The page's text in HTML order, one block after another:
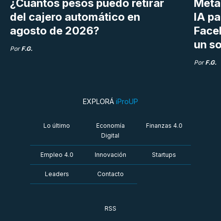
¿Cuántos pesos puedo retirar
del cajero automático en
agosto de 2026?
Por F.G.
IA
un
Por F.G.
EXPLORÁ iProUP
Lo último
Economía
Digital
Finanzas 4.0
Empleo 4.0 Innovación Startups
Leaders Contacto
RSS